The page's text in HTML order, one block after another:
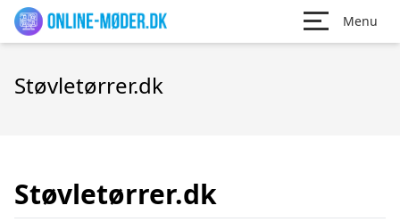
Menu
Støvletørrer.dk
Støvletørrer.dk